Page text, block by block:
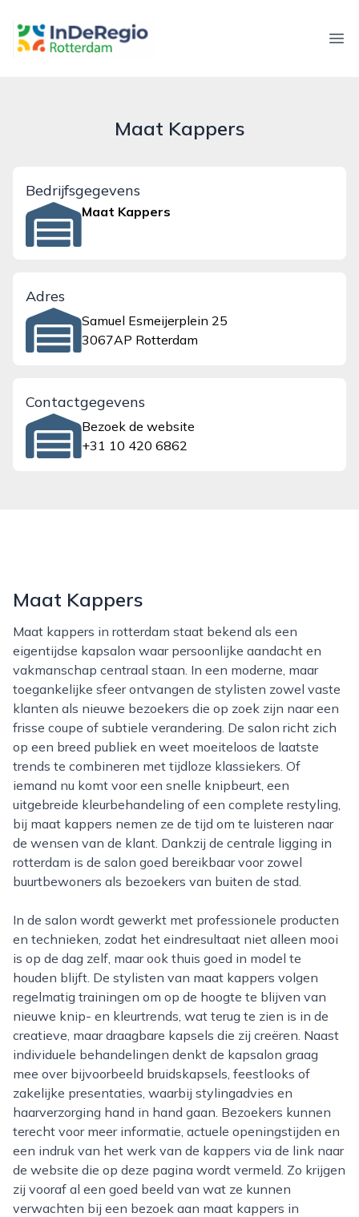
inderegiorotterdam.nl
Maat Kappers
Bedrijfsgegevens
Maat Kappers
Adres
Samuel Esmeijerplein 25
3067AP Rotterdam
Contactgegevens
Bezoek de website
+31 10 420 6862
Maat Kappers
Maat kappers in rotterdam staat bekend als een
eigentijdse kapsalon waar persoonlijke aandacht en
vakmanschap centraal staan. In een moderne, maar
toegankelijke sfeer ontvangen de stylisten zowel vaste
klanten als nieuwe bezoekers die op zoek zijn naar een
frisse coupe of subtiele verandering. De salon richt zich
op een breed publiek en weet moeiteloos de laatste
trends te combineren met tijdloze klassiekers. Of
iemand nu komt voor een snelle knipbeurt, een
uitgebreide kleurbehandeling of een complete restyling,
bij maat kappers nemen ze de tijd om te luisteren naar
de wensen van de klant. Dankzij de centrale ligging in
rotterdam is de salon goed bereikbaar voor zowel
buurtbewoners als bezoekers van buiten de stad.
In de salon wordt gewerkt met professionele producten
en technieken, zodat het eindresultaat niet alleen mooi
is op de dag zelf, maar ook thuis goed in model te
houden blijft. De stylisten van maat kappers volgen
regelmatig trainingen om op de hoogte te blijven van
nieuwe knip- en kleurtrends, wat terug te zien is in de
creatieve, maar draagbare kapsels die zij creëren. Naast
individuele behandelingen denkt de kapsalon graag
mee over bijvoorbeeld bruidskapsels, feestlooks of
zakelijke presentaties, waarbij stylingadvies en
haarverzorging hand in hand gaan. Bezoekers kunnen
terecht voor meer informatie, actuele openingstijden en
een indruk van het werk van de kappers via de link naar
de website die op deze pagina wordt vermeld. Zo krijgen
zij vooraf al een goed beeld van wat ze kunnen
verwachten bij een bezoek aan maat kappers in